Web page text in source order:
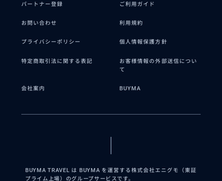
パートナー登録 ご利用ガイド
お問い合わせ 利用規約
プライバシーポリシー 個人情報保護方針
特定商取引法に関する表記
お客様情報の外部送信につい
て
会社案内 BUYMA
BUYMA TRAVEL は BUYMA を運営する株式会社エニグモ（東証
プライム上場）のグループサービスです。